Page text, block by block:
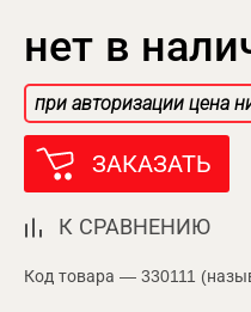
нет в
при авторизации цена
ЗАКАЗАТЬ
К СРАВНЕНИЮ
Код товара — 330111